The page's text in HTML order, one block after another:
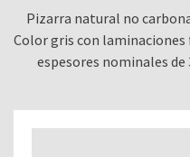
Pizarra natural no
Color gris con laminaciones
espesores nominales